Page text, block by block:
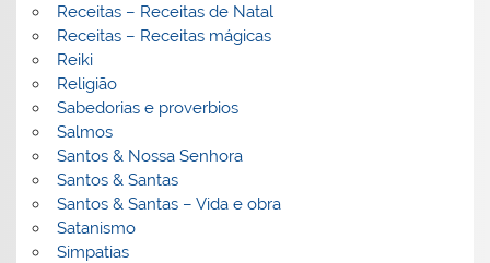
Receitas – Receitas de Natal
Receitas – Receitas mágicas
Reiki
Religião
Sabedorias e proverbios
Salmos
Santos & Nossa Senhora
Santos & Santas
Santos & Santas – Vida e obra
Satanismo
Simpatias